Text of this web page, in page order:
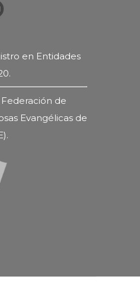
en Entidades
de
Evangélicas de